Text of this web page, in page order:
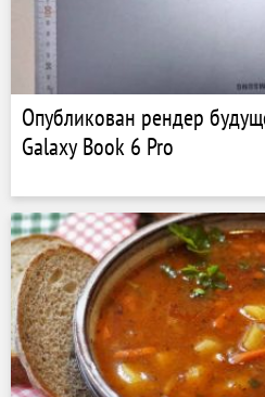
Опубликован рендер
Galaxy Book 6 Pro